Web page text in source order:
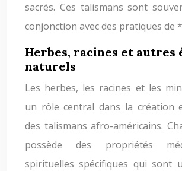
sacrés. Ces talismans sont
conjonction avec des pratiques de
Herbes, racines et autres
naturels
Les herbes, les racines et les
un rôle central dans la création
des talismans afro-américains.
possède des propriétés
spirituelles spécifiques qui sont